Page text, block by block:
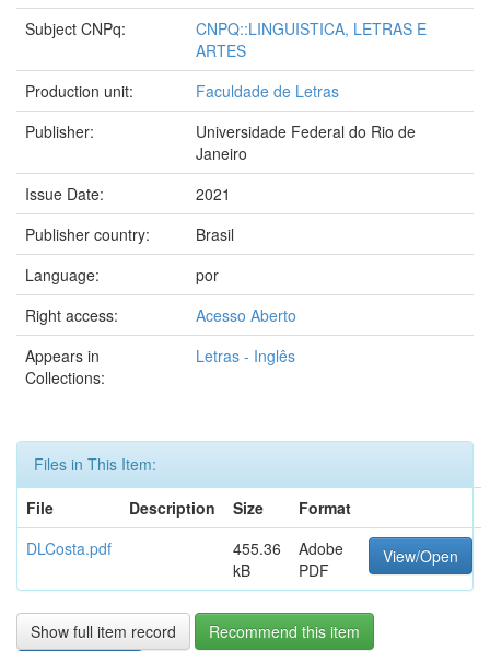
Subject CNPq:
CNPQ::LINGUISTICA, LETRAS E
ARTES
Production unit:
Faculdade de Letras
Publisher:
Universidade Federal do Rio de
Janeiro
Issue Date:
2021
Publisher country:
Brasil
Language:
por
Right access:
Acesso Aberto
Appears in
Collections:
Letras - Inglês
Files in This Item:
File
Description Size
Format
DLCosta.pdf
455.36
kB
Adobe
PDF
View/Open
Show full item record Recommend this item